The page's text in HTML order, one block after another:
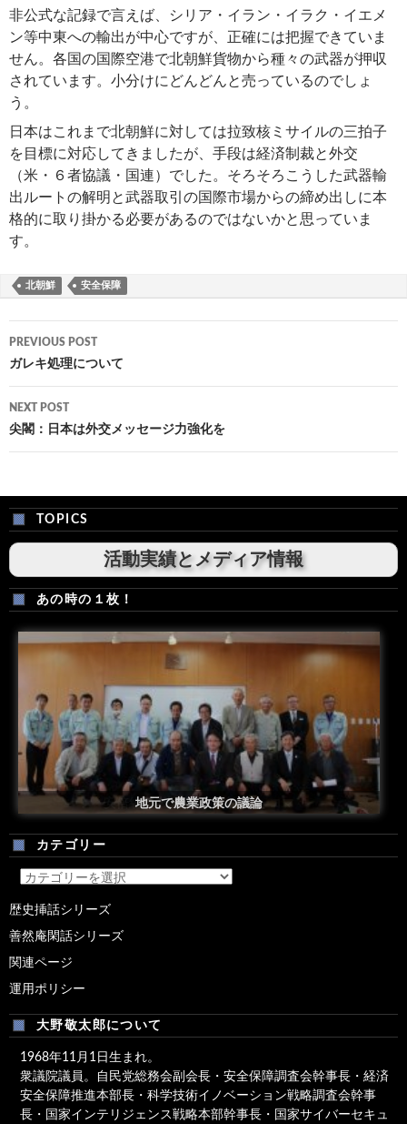
非公式な記録で言えば、シリア・イラン・イラク・イエメ
ン等中東への輸出が中心ですが、正確には把握できていま
せん。各国の国際空港で北朝鮮貨物から種々の武器が押収
されています。小分けにどんどんと売っているのでしょ
う。
日本はこれまで北朝鮮に対しては拉致核ミサイルの三拍子
を目標に対応してきましたが、手段は経済制裁と外交
（米・６者協議・国連）でした。そろそろこうした武器輸
出ルートの解明と武器取引の国際市場からの締め出しに本
格的に取り掛かる必要があるのではないかと思っていま
す。
北朝鮮 安全保障
Post
navigation
PREVIOUS POST
ガレキ処理について
NEXT POST
尖閣：日本は外交メッセージ力強化を
TOPICS
活動実績とメディア情報
あの時の１枚！
安倍総理米国議会演説後の一コマ
地元で農業政策の議論
カテゴリー
カ
テ
リ
ー
歴史挿話シリーズ
善然庵閑話シリーズ
関連ページ
運用ポリシー
大野敬太郎について
1968年11月1日生まれ。
衆議院議員。自民党総務会副会長・安全保障調査会幹事長・経済
安全保障推進本部長・科学技術イノベーション戦略調査会幹事
長・国家インテリジェンス戦略本部幹事長・国家サイバーセキュ